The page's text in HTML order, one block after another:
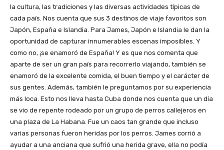
la cultura, las tradiciones y las diversas actividades típicas de
cada país. Nos cuenta que sus 3 destinos de viaje favoritos son
Japón, España e Islandia. Para James, Japón e Islandia le dan la
oportunidad de capturar innumerables escenas imposibles. Y
como no, ¡se enamoró de España! Y es que nos comenta que
aparte de ser un gran país para recorrerlo viajando, también se
enamoró de la excelente comida, el buen tiempo y el carácter de
sus gentes. Además, también le preguntamos por su experiencia
más loca. Esto nos lleva hasta Cuba donde nos cuenta que un día
se vio de repente rodeado por un grupo de perros callejeros en
una plaza de La Habana. Fue un caos tan grande que incluso
varias personas fueron heridas por los perros. James corrió a
ayudar a una anciana que sufrió una herida grave, ella no podía